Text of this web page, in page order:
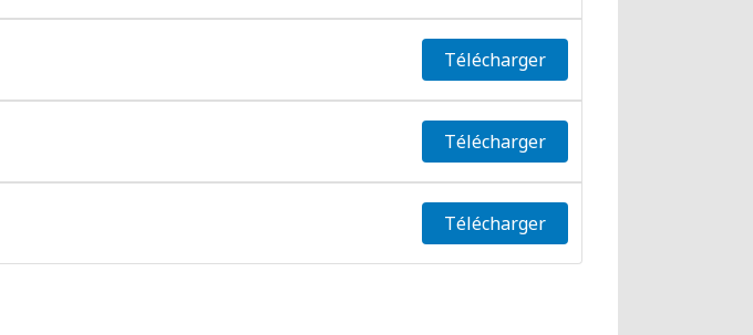
Télécharger
Télécharger
Télécharger